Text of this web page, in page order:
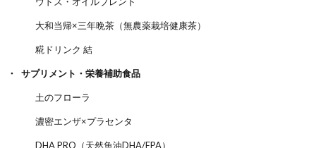
大和当帰×三年晩茶（無農薬栽培健康茶）
糀ドリンク 結
サプリメント・栄養補助食品
土のフローラ
濃密エンザ×プラセンタ
DHA PRO（天然魚油DHA/EPA）